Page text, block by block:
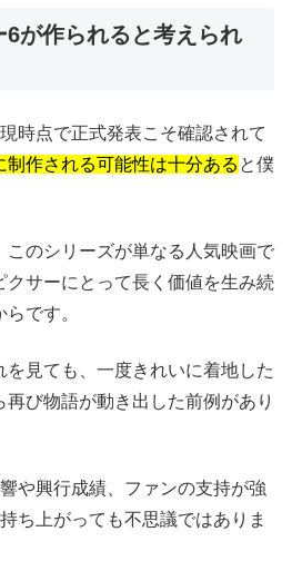
6が作られると考えられ
時点で正式発表こそ確認されて
制作される可能性は十分ある と僕
このシリーズが単なる人気映画で
クサーにとって長く価値を生み続
です。
を見ても、一度きれいに着地した
び物語が動き出した前例があり
や興行成績、ファンの支持が強
ち上がっても不思議ではありま